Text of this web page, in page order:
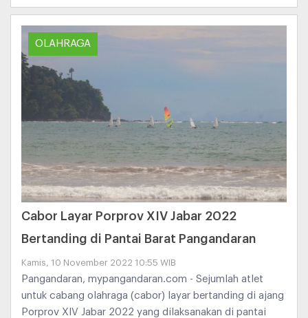
OLAHRAGA
Cabor Layar Porprov XIV Jabar 2022
Bertanding di Pantai Barat Pangandaran
Kamis, 10 November 2022 10:55 WIB
Pangandaran, mypangandaran.com - Sejumlah atlet
untuk cabang olahraga (cabor) layar bertanding di ajang
Porprov XIV Jabar 2022 yang dilaksanakan di pantai